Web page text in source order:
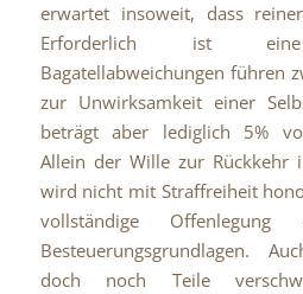
erwartet insoweit, dass
Erforderlich ist eine
Bagatellabweichungen führen
zur Unwirksamkeit einer
beträgt aber lediglich 5%
Allein der Wille zur Rückkehr
wird nicht mit Straffreiheit
vollständige Offenlegung
Besteuerungsgrundlagen.
doch noch Teile